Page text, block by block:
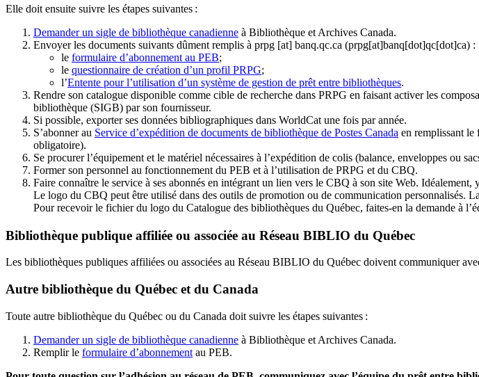
Elle doit ensuite suivre les étapes suivantes :
Demander un sigle de bibliothèque canadienne à Bibliothèque et Archives Canada.
Envoyer les documents suivants dûment remplis à prpg [at] banq.qc.ca (prpg[at]banq[dot]qc[dot]ca) :
le formulaire d’abonnement au PEB;
le questionnaire de création d’un profil PRPG;
l’Entente pour l’utilisation d’un système de gestion de prêt entre bibliothèques.
Rendre son catalogue disponible comme cible de recherche dans PRPG en faisant activer les
bibliothèque (SIGB) par son fournisseur.
Si possible, exporter ses données bibliographiques dans WorldCat une fois par année.
S’abonner au Service d’expédition de documents de bibliothèque de Postes Canada en remplissant le
obligatoire).
Se procurer l’équipement et le matériel nécessaires à l’expédition de colis (balance, enveloppes ou
Former son personnel au fonctionnement du PEB et à l’utilisation de PRPG et du CBQ.
Faire connaître le service à ses abonnés en intégrant un lien vers le CBQ à son site Web.
Le logo du CBQ peut être utilisé dans des outils de promotion ou de communication personnalisés.
Pour recevoir le fichier du logo du Catalogue des bibliothèques du Québec, faites-en la demande à
Bibliothèque publique affiliée ou associée au Réseau BIBLIO du Québec
Les bibliothèques publiques affiliées ou associées au Réseau BIBLIO du Québec doivent communiquer
Autre bibliothèque du Québec et du Canada
Toute autre bibliothèque du Québec ou du Canada doit suivre les étapes suivantes :
Demander un sigle de bibliothèque canadienne à Bibliothèque et Archives Canada.
Remplir le formulaire d’abonnement au PEB.